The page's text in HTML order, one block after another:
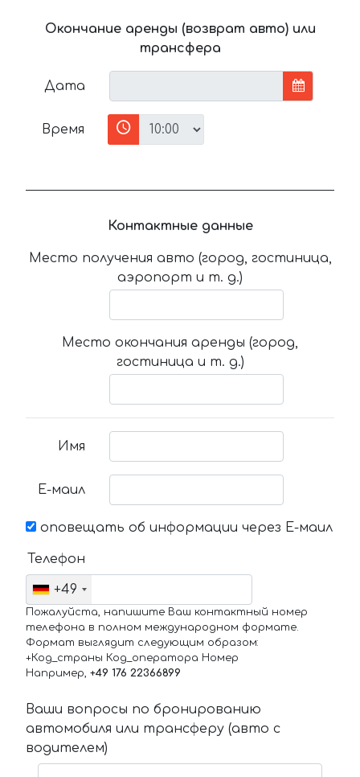
Окончание аренды (возврат авто) или
трансфера
Дата
Время
Контактные данные
Место получения авто (город, гостиница,
аэропорт и т. д.)
Место окончания аренды (город,
гостиница и т. д.)
Имя
Е-маил
оповещать об информации через Е-маил
Телефон
+49
Пожалуйста, напишите Ваш контактный номер
телефона в полном международном формате.
Формат выглядит следующим образом:
+Код_страны Код_оператора Номер
Например, +49 176 22366899
Ваши вопросы по бронированию
автомобиля или трансферу (авто с
водителем)